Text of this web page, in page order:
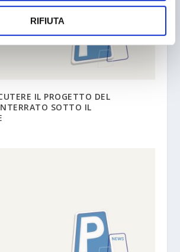
RIFIUTA
IL PROGETTO DEL
SOTTO IL